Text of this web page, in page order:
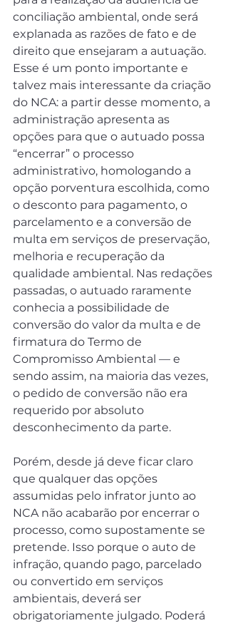
conciliação ambiental, onde será
explanada as razões de fato e de
direito que ensejaram a autuação.
Esse é um ponto importante e
talvez mais interessante da criação
do NCA: a partir desse momento, a
administração apresenta as
opções para que o autuado possa
“encerrar” o processo
administrativo, homologando a
opção porventura escolhida, como
o desconto para pagamento, o
parcelamento e a conversão de
multa em serviços de preservação,
melhoria e recuperação da
qualidade ambiental. Nas redações
passadas, o autuado raramente
conhecia a possibilidade de
conversão do valor da multa e de
firmatura do Termo de
Compromisso Ambiental — e
sendo assim, na maioria das vezes,
o pedido de conversão não era
requerido por absoluto
desconhecimento da parte.
Porém, desde já deve ficar claro
que qualquer das opções
assumidas pelo infrator junto ao
NCA não acabarão por encerrar o
processo, como supostamente se
pretende. Isso porque o auto de
infração, quando pago, parcelado
ou convertido em serviços
ambientais, deverá ser
obrigatoriamente julgado. Poderá